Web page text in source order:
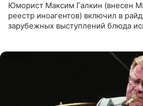
Юморист Максим Галкин (внесен
реестр иноагентов) включил в
зарубежных выступлений блюда